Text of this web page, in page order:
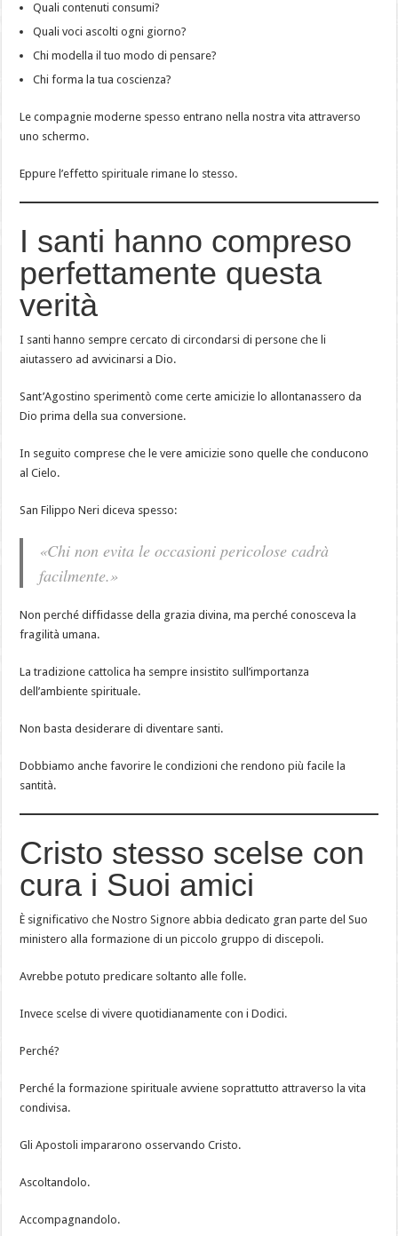
Quali contenuti consumi?
Quali voci ascolti ogni giorno?
Chi modella il tuo modo di pensare?
Chi forma la tua coscienza?
Le compagnie moderne spesso entrano nella nostra vita attraverso
uno schermo.
Eppure l’effetto spirituale rimane lo stesso.
I santi hanno compreso
perfettamente questa
verità
I santi hanno sempre cercato di circondarsi di persone che li
aiutassero ad avvicinarsi a Dio.
Sant’Agostino sperimentò come certe amicizie lo allontanassero da
Dio prima della sua conversione.
In seguito comprese che le vere amicizie sono quelle che conducono
al Cielo.
San Filippo Neri diceva spesso:
«Chi non evita le occasioni pericolose cadrà
facilmente.»
Non perché diffidasse della grazia divina, ma perché conosceva la
fragilità umana.
La tradizione cattolica ha sempre insistito sull’importanza
dell’ambiente spirituale.
Non basta desiderare di diventare santi.
Dobbiamo anche favorire le condizioni che rendono più facile la
santità.
Cristo stesso scelse con
cura i Suoi amici
È significativo che Nostro Signore abbia dedicato gran parte del Suo
ministero alla formazione di un piccolo gruppo di discepoli.
Avrebbe potuto predicare soltanto alle folle.
Invece scelse di vivere quotidianamente con i Dodici.
Perché?
Perché la formazione spirituale avviene soprattutto attraverso la vita
condivisa.
Gli Apostoli impararono osservando Cristo.
Ascoltandolo.
Accompagnandolo.